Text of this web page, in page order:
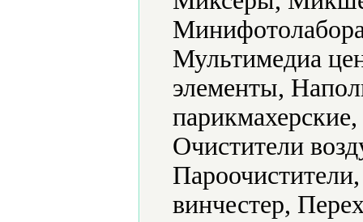
Мультимедиа
элементы,
Очистители
винчестер,